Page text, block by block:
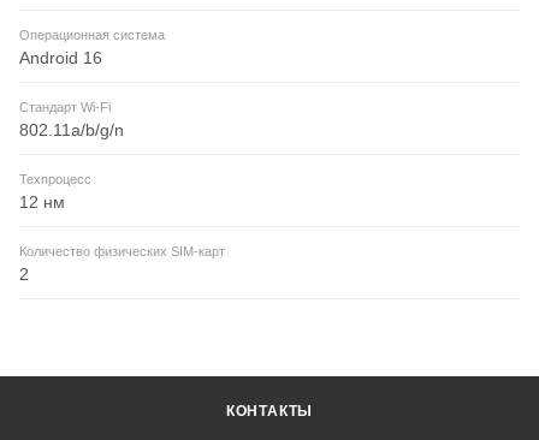
Операционная система
Android 16
Стандарт Wi-Fi
802.11a/b/g/n
Техпроцесс
12 нм
Количество физических SIM-карт
2
КОНТАКТЫ